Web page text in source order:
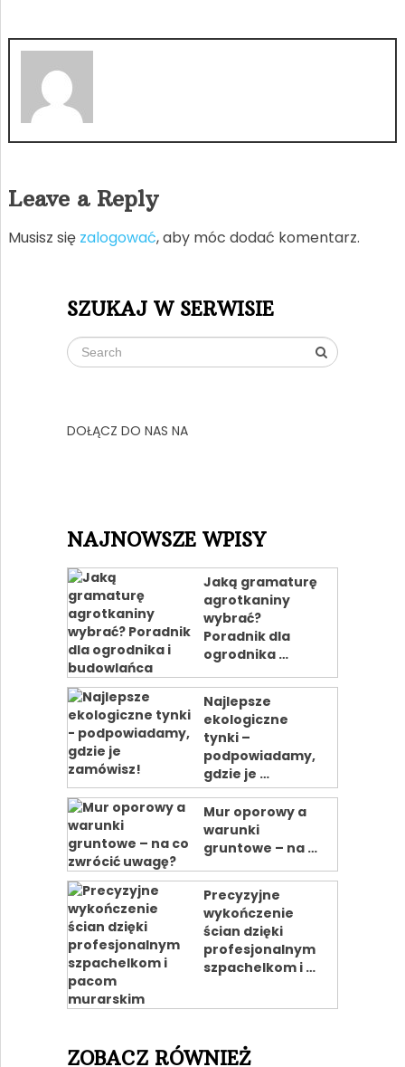
Leave a Reply
Musisz się zalogować, aby móc dodać komentarz.
SZUKAJ W SERWISIE
DOŁĄCZ DO NAS NA
NAJNOWSZE WPISY
Jaką gramaturę
agrotkaniny
wybrać?
Poradnik dla
ogrodnika …
Najlepsze
ekologiczne
tynki –
podpowiadamy,
gdzie je …
Mur oporowy a
warunki
gruntowe – na …
Precyzyjne
wykończenie
ścian dzięki
profesjonalnym
szpachelkom i …
ZOBACZ RÓWNIEŻ